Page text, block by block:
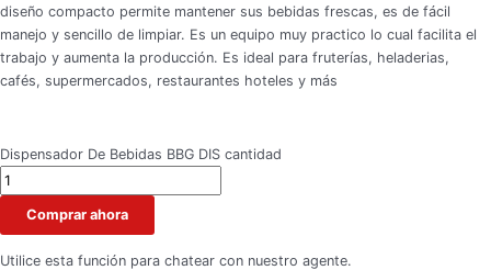
diseño compacto permite mantener sus bebidas frescas, es de fácil
manejo y sencillo de limpiar. Es un equipo muy practico lo cual facilita el
trabajo y aumenta la producción. Es ideal para fruterías, heladerias,
cafés, supermercados, restaurantes hoteles y más
Dispensador De Bebidas BBG DIS cantidad
Comprar ahora
Utilice esta función para chatear con nuestro agente.